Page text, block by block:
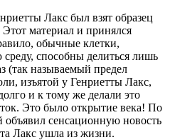
Лакс был взят образец
материал и принялся
обычные клетки,
способны делиться лишь
(так называемый предел
изъятой у Генриетты Лакс,
и к тому же делали это
Это было открытие века! По
сенсационную новость
Лакс ушла из жизни.